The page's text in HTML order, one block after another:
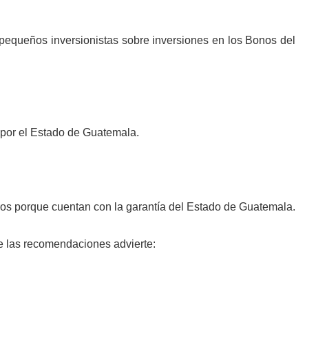
inversionistas sobre inversiones en los Bonos del
el Estado de Guatemala.
porque cuentan con la garantía del Estado de Guatemala.
las recomendaciones advierte: